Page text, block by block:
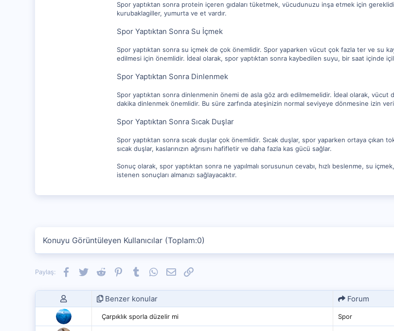
Spor yaptıktan sonra protein içeren gıdaları tüketmek, vücudunuzu inşa etmek için
kurubaklagiller, yumurta ve et vardır.
Spor Yaptıktan Sonra Su İçmek
Spor yaptıktan sonra su içmek de çok önemlidir. Spor yaparken vücut çok fazla ter ve su
edilmesi için önemlidir. İdeal olarak, spor yaptıktan sonra kaybedilen suyu, bir saat içinde
Spor Yaptıktan Sonra Dinlenmek
Spor yaptıktan sonra dinlenmenin önemi de asla göz ardı edilmemelidir. İdeal olarak,
dakika dinlenmek önemlidir. Bu süre zarfında ateşinizin normal seviyeye dönmesine izin
Spor Yaptıktan Sonra Sıcak Duşlar
Spor yaptıktan sonra sıcak duşlar çok önemlidir. Sıcak duşlar, spor yaparken ortaya çıkan
sıcak duşlar, kaslarınızın ağrısını hafifletir ve daha fazla kas gücü sağlar.
Sonuç olarak, spor yaptıktan sonra ne yapılmalı sorusunun cevabı, hızlı beslenme, su
istenen sonuçları almanızı sağlayacaktır.
Konuyu Görüntüleyen Kullanıcılar (Toplam:0)
Paylaş: Facebook
TwitterReddit PinterestTumblrWhatsApp
E-postaLink
Benzer konular Forum
Çarpıklık sporla düzelir mi Spor